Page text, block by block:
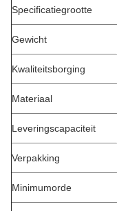
Specificatiegrootte
Gewicht
Kwaliteitsborging
Materiaal
Leveringscapaciteit
Verpakking
Minimumorde